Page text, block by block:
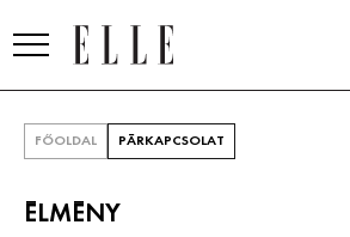
FŐOLDAL PÁRKAPCSOLAT
ÉLMÉNY